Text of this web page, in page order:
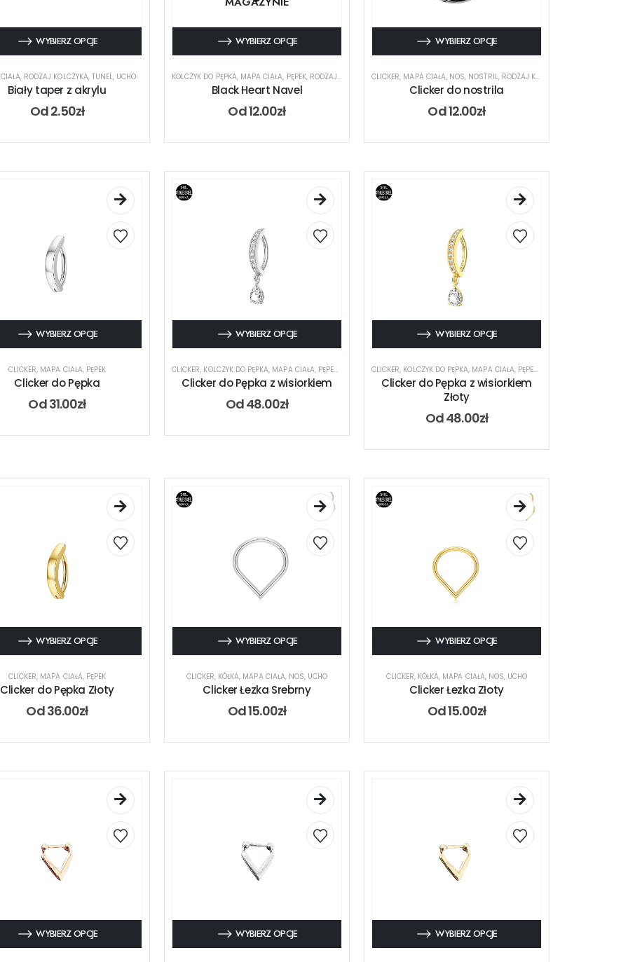
WYBIERZ OPCJE
, RODZAJ KOLCZYKA, TUNEL, UCHO
Biały taper z akrylu
Od2.50zł
WYBIERZ OPCJE
KOLCZYK DO PĘPKA, MAPA CIAŁA, PĘPEK, RODZAJ KOLCZYKA
Black Heart Navel
Od12.00zł
WYBIERZ OPCJE
CLICKER, MAPA CIAŁA, NOS, NOSTRIL, RODZAJ KOLCZYKA
Clicker do nostrila
Od12.00zł
WYBIERZ OPCJE
CLICKER, MAPA CIAŁA, PĘPEK
Clicker do Pępka
Od31.00zł
WYBIERZ OPCJE
CLICKER, KOLCZYK DO PĘPKA, MAPA CIAŁA, PĘPEK RODZAJ KOLCZYKA
Clicker do Pępka z wisiorkiem
Od48.00zł
WYBIERZ OPCJE
CLICKER, KOLCZYK DO PĘPKA, MAPA CIAŁA, PĘPEK
Clicker do Pępka z wisiorkiem
Złoty
Od48.00zł
WYBIERZ OPCJE
CLICKER, MAPA CIAŁA, PĘPEK
Clicker do Pępka Złoty
Od36.00zł
WYBIERZ OPCJE
CLICKER, KÓŁKA, MAPA CIAŁA, NOS, UCHO
Clicker Łezka Srebrny
Od15.00zł
WYBIERZ OPCJE
CLICKER, KÓŁKA, MAPA CIAŁA, NOS, UCHO
Clicker Łezka Złoty
Od15.00zł
WYBIERZ OPCJE WYBIERZ OPCJE WYBIERZ OPCJE